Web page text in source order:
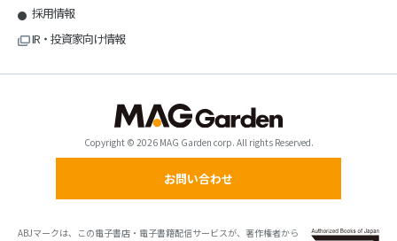
採用情報
IR・投資家向け情報
Copyright © 2026 MAG Garden corp. All rights Reserved.
お問い合わせ
ABJマークは、この電子書店・電子書籍配信サービスが、著作権者から